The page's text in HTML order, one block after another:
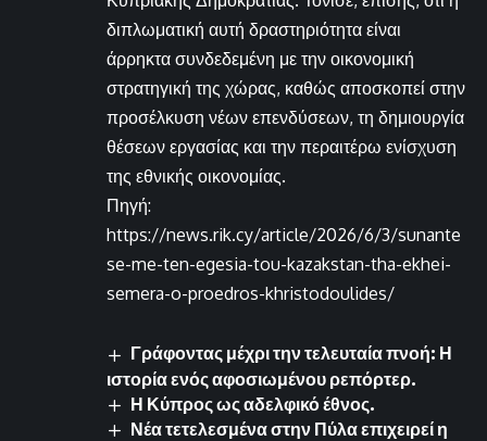
διπλωματική αυτή δραστηριότητα είναι
άρρηκτα συνδεδεμένη με την οικονομική
στρατηγική της χώρας, καθώς αποσκοπεί στην
προσέλκυση νέων επενδύσεων, τη δημιουργία
θέσεων εργασίας και την περαιτέρω ενίσχυση
της εθνικής οικονομίας.
Πηγή:
https://news.rik.cy/article/2026/6/3/sunante
se-me-ten-egesia-tou-kazakstan-tha-ekhei-
semera-o-proedros-khristodoulides/
Γράφοντας μέχρι την τελευταία πνοή: Η
ιστορία ενός αφοσιωμένου ρεπόρτερ.
Η Κύπρος ως αδελφικό έθνος.
Νέα τετελεσμένα στην Πύλα επιχειρεί η